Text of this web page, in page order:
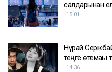
салдарынан
15:01
Нұрай
теңге өтемақы
14:36